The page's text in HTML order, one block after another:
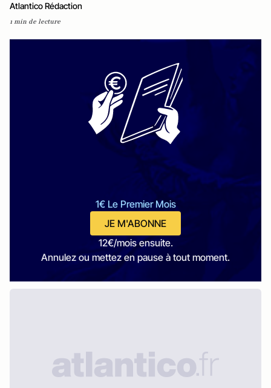
Atlantico Rédaction
1 min de lecture
1€ Le Premier Mois
JE M'ABONNE
12€/mois ensuite.
Annulez ou mettez en pause à tout moment.